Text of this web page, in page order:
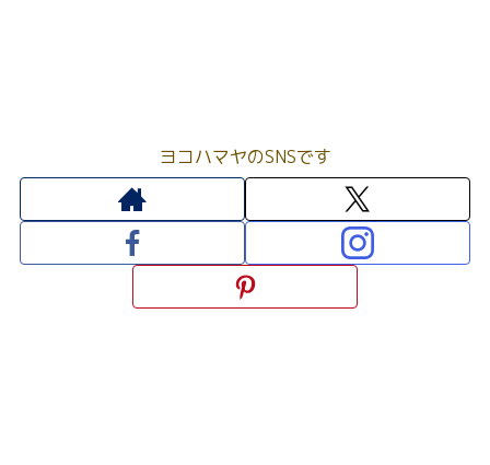
ヨコハマヤのSNSです